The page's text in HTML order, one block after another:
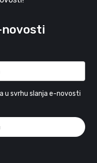
u svrhu slanja e-novosti